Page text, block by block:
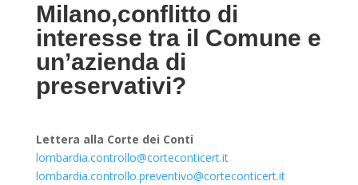
Milano,conflitto di
interesse tra il Comune e
un’azienda di
preservativi?
Lettera alla Corte dei Conti
lombardia.controllo@corteconticert.it
lombardia.controllo.preventivo@corteconticert.it